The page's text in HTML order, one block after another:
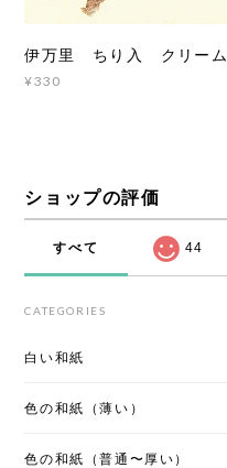
伊万里 ちり入 クリーム
¥330
ショップの評価
すべて 44
CATEGORIES
白い和紙
色の和紙（薄い）
色の和紙（普通〜厚い）